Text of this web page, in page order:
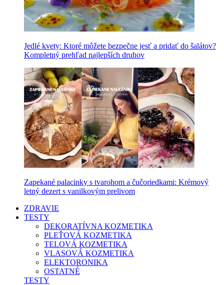
Jedlé kvety: Ktoré môžete bezpečne jesť a pridať do šalátov?
Kompletný prehľad najlepších druhov
Zapekané palacinky s tvarohom a čučoriedkami: Krémový
letný dezert s vanilkovým prelivom
ZDRAVIE
TESTY
DEKORATÍVNA KOZMETIKA
PLEŤOVÁ KOZMETIKA
TELOVÁ KOZMETIKA
VLASOVÁ KOZMETIKA
ELEKTORONIKA
OSTATNÉ
TESTY